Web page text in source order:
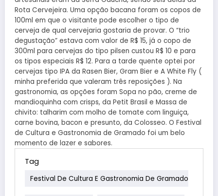
Rota Cervejeira. Uma opção bacana foram os copos de
100ml em que o visitante pode escolher o tipo de
cerveja de qual cervejaria gostaria de provar. O “trio
degustação” estava com valor de R$ 15, já o copo de
300ml para cervejas do tipo pilsen custou R$ 10 e para
os tipos especiais R$ 12. Para a tarde quente optei por
cervejas tipo IPA da Rasen Bier, Gram Bier e A White Fly (
minha preferida que valeram três reposições ). Na
gastronomia, as opções foram Sopa no pão, creme de
mandioquinha com crisps, da Petit Brasil e Massa de
chivito: talharim com molho de tomate com linguiça,
carne bovina, bacon e presunto, da Colosseo. O Festival
de Cultura e Gastronomia de Gramado foi um belo
momento de lazer e sabores.
Tag
Festival De Cultura E Gastronomia De Gramado